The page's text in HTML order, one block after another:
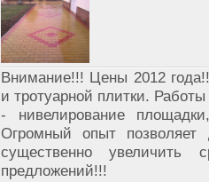
Внимание!!! Цены 2012
и тротуарной плитки.
- нивелирование
Огромный опыт позволяет
существенно
предложений!!!